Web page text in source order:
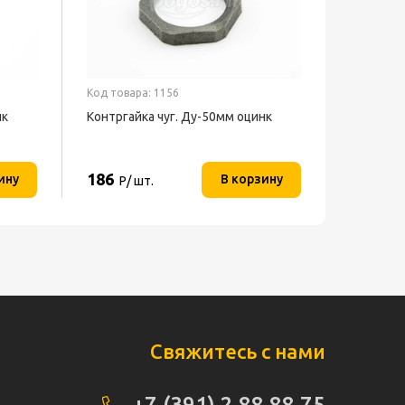
Код товара: 1156
Контргайка чуг. Ду-50мм оцинк
186 Р/ шт. В корзину
Свяжитесь с нами